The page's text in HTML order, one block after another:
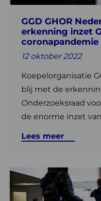
GGD GHOR
erkenning inzet
coronapandemie
12 oktober 2022
Koepelorganisatie
blij met de
Onderzoeksraad
de enorme inzet van
Lees meer
GGD’en
coronapandemie
Lees
meer
over